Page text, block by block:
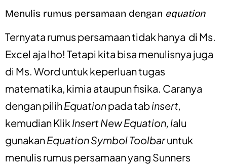
Menulis rumus persamaan dengan equation
Ternyata rumus persamaan tidak hanya di Ms.
Excel aja lho! Tetapi kita bisa menulisnya juga
di Ms. Word untuk keperluan tugas
matematika, kimia ataupun fisika. Caranya
dengan pilihEquationpada tabinsert,
kemudianKlik Insert New Equation, lalu
gunakanEquation Symbol Toolbaruntuk
menulis rumus persamaan yang Sunners